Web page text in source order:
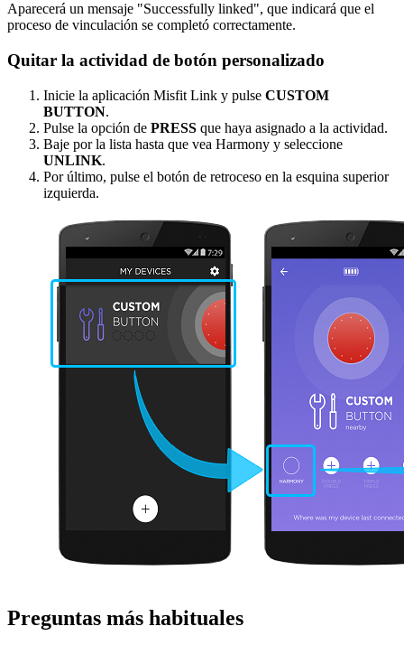
Aparecerá un mensaje "Successfully linked", que indicará que el
proceso de vinculación se completó correctamente.
Quitar la actividad de botón personalizado
Inicie la aplicación Misfit Link y pulse CUSTOM
BUTTON.
Pulse la opción de PRESS que haya asignado a la actividad.
Baje por la lista hasta que vea Harmony y seleccione
UNLINK.
Por último, pulse el botón de retroceso en la esquina superior
izquierda.
Preguntas más habituales